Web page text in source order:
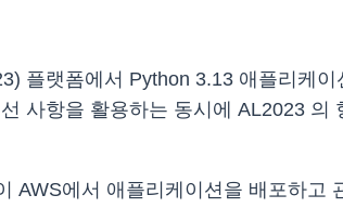
플랫폼에서 Python 3.13 애플리케이
사항을 활용하는 동시에 AL2023 의
AWS에서 애플리케이션을 배포하고